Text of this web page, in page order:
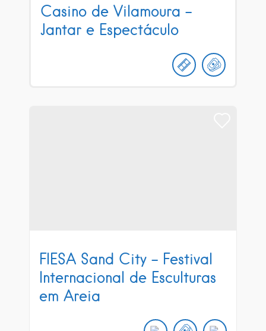
Casino de Vilamoura –
Jantar e Espectáculo
FIESA Sand City – Festival
Internacional de Esculturas
em Areia